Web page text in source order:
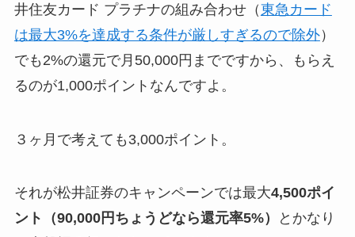
井住友カード プラチナの組み合わせ（東急カード
は最大3%を達成する条件が厳しすぎるので除外）
でも2%の還元で月50,000円までですから、もらえ
るのが1,000ポイントなんですよ。
３ヶ月で考えても3,000ポイント。
それが松井証券のキャンペーンでは最大4,500ポイ
ント（90,000円ちょうどなら還元率5%）
とかなり